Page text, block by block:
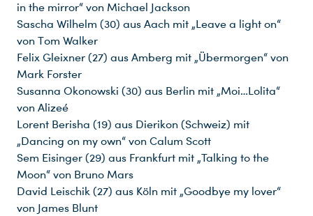
in the mirror“ von Michael Jackson
Sascha Wilhelm (30) aus Aach mit „Leave a light on“
von Tom Walker
Felix Gleixner (27) aus Amberg mit „Übermorgen“ von
Mark Forster
Susanna Okonowski (30) aus Berlin mit „Moi…Lolita“
von Alizeé
Lorent Berisha (19) aus Dierikon (Schweiz) mit
„Dancing on my own“ von Calum Scott
Sem Eisinger (29) aus Frankfurt mit „Talking to the
Moon“ von Bruno Mars
David Leischik (27) aus Köln mit „Goodbye my lover“
von James Blunt